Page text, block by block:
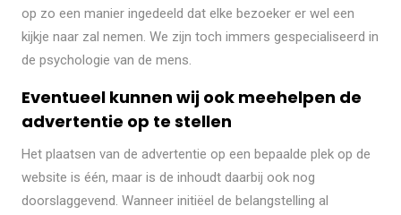
op zo een manier ingedeeld dat elke bezoeker er wel een
kijkje naar zal nemen. We zijn toch immers gespecialiseerd in
de psychologie van de mens.
Eventueel kunnen wij ook meehelpen de
advertentie op te stellen
Het plaatsen van de advertentie op een bepaalde plek op de
website is één, maar is de inhoudt daarbij ook nog
doorslaggevend. Wanneer initiёel de belangstelling al